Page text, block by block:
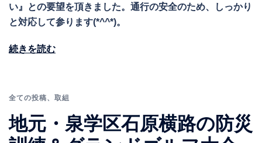
い』との要望を頂きました。通行の安全のため、しっかり
と対応して参ります(*^^*)。
続きを読む
全ての投稿、 取組
地元・泉学区石原横路の防災